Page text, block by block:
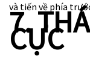
và tiến về phía
7.
CỰC